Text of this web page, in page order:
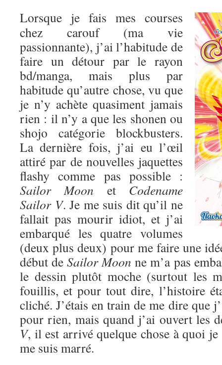
Lorsque je fais mes courses
chez carouf (ma vie
passionnante), j’ai l’habitude de
faire un détour par le rayon
bd/manga, mais plus par
habitude qu’autre chose, vu que
je n’y achète quasiment jamais
rien : il n’y a que les shonen ou
shojo catégorie blockbusters.
La dernière fois, j’ai eu l’œil
attiré par de nouvelles jaquettes
flashy comme pas possible :
Sailor Moon et Codename
Sailor V. Je me suis dit qu’il ne
fallait pas mourir idiot, et j’ai
embarqué les quatre volumes
(deux plus deux) pour me faire une
début deSailor Moon ne m’a pas
le dessin plutôt moche (surtout les
fouillis, et pour tout dire, l’histoire
cliché. J’étais en train de me dire que
pour rien, mais quand j’ai ouvert les
V, il est arrivé quelque chose à quoi je
me suis marré.